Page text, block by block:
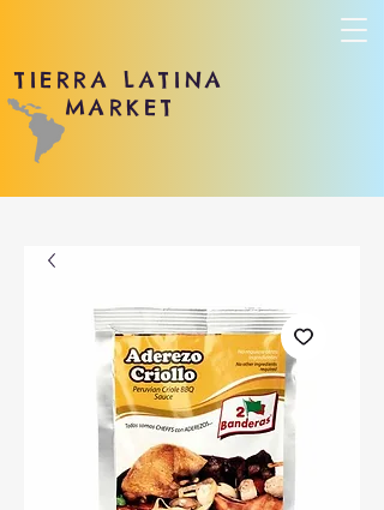
TIERRA LATINA
MARKET